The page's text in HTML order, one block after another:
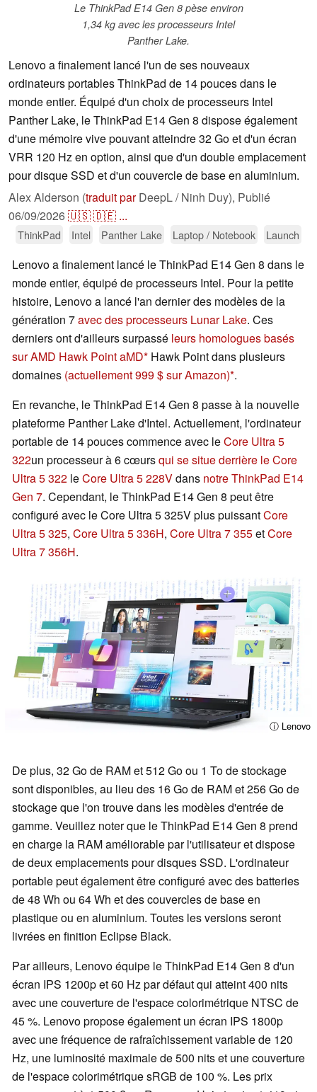
Le ThinkPad E14 Gen 8 pèse environ
1,34 kg avec les processeurs Intel
Panther Lake.
Lenovo a finalement lancé l'un de ses nouveaux
ordinateurs portables ThinkPad de 14 pouces dans le
monde entier. Équipé d'un choix de processeurs Intel
Panther Lake, le ThinkPad E14 Gen 8 dispose également
d'une mémoire vive pouvant atteindre 32 Go et d'un écran
VRR 120 Hz en option, ainsi que d'un double emplacement
pour disque SSD et d'un couvercle de base en aluminium.
Alex Alderson (traduit parDeepL / Ninh Duy), Publié
06/09/2026🇺🇸🇩🇪 ...
ThinkPad Intel Panther Lake Laptop / Notebook Launch
Lenovo a finalement lancé le ThinkPad E14 Gen 8 dans le
monde entier, équipé de processeurs Intel. Pour la petite
histoire, Lenovo a lancé l'an dernier des modèles de la
génération 7avec des processeurs Lunar Lake. Ces
derniers ont d'ailleurs surpassé leurs homologues basés
sur AMD Hawk PointaMD Hawk Point dans plusieurs
domaines (actuellement 999 $ sur Amazon) .
En revanche, le ThinkPad E14 Gen 8 passe à la nouvelle
plateforme Panther Lake d'Intel. Actuellement, l'ordinateur
portable de 14 pouces commence avec leCore Ultra 5
322un processeur à 6 cœursqui se situe derrière le Core
Ultra 5 322 leCore Ultra 5 228Vdans notre ThinkPad E14
Gen 7. Cependant, le ThinkPad E14 Gen 8 peut être
configuré avec le Core Ultra 5 325V plus puissantCore
Ultra 5 325, Core Ultra 5 336H, Core Ultra 7 355etCore
Ultra 7 356H.
ⓘ Lenovo
De plus, 32 Go de RAM et 512 Go ou 1 To de stockage
sont disponibles, au lieu des 16 Go de RAM et 256 Go de
stockage que l'on trouve dans les modèles d'entrée de
gamme. Veuillez noter que le ThinkPad E14 Gen 8 prend
en charge la RAM améliorable par l'utilisateur et dispose
de deux emplacements pour disques SSD. L'ordinateur
portable peut également être configuré avec des batteries
de 48 Wh ou 64 Wh et des couvercles de base en
plastique ou en aluminium. Toutes les versions seront
livrées en finition Eclipse Black.
Par ailleurs, Lenovo équipe le ThinkPad E14 Gen 8 d'un
écran IPS 1200p et 60 Hz par défaut qui atteint 400 nits
avec une couverture de l'espace colorimétrique NTSC de
45 %. Lenovo propose également un écran IPS 1800p
avec une fréquence de rafraîchissement variable de 120
Hz, une luminosité maximale de 500 nits et une couverture
de l'espace colorimétrique sRGB de 100 %. Les prix